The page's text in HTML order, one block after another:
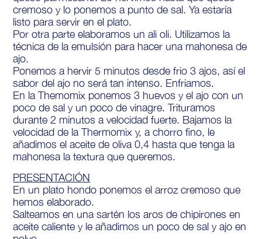
cremoso y lo ponemos a punto de sal. Ya estaría
listo para servir en el plato.
Por otra parte elaboramos un ali oli. Utilizamos la
técnica de la emulsión para hacer una mahonesa de
ajo.
Ponemos a hervir 5 minutos desde frio 3 ajos, así el
sabor del ajo no será tan intenso. Enfriamos.
En la Themomix ponemos 3 huevos y el ajo con un
poco de sal y un poco de vinagre. Trituramos
durante 2 minutos a velocidad fuerte. Bajamos la
velocidad de la Thermomix y, a chorro fino, le
añadimos el aceite de oliva 0,4 hasta que tenga la
mahonesa la textura que queremos.
PRESENTACIÓN
En un plato hondo ponemos el arroz cremoso que
hemos elaborado.
Salteamos en una sartén los aros de chipirones en
aceite caliente y le añadimos un poco de sal y ajo en